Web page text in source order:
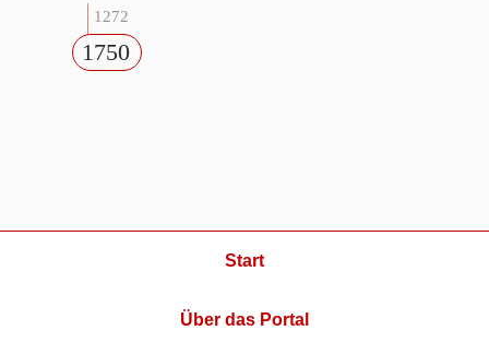
1272
1750
Start
Über das Portal